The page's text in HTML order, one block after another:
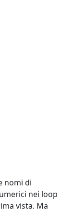
nomi di
nei loop
vista. Ma